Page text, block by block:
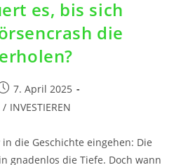
es, bis sich
die
7. April 2025
/ INVESTIEREN
die Geschichte eingehen: Die
gnadenlos die Tiefe. Doch wann